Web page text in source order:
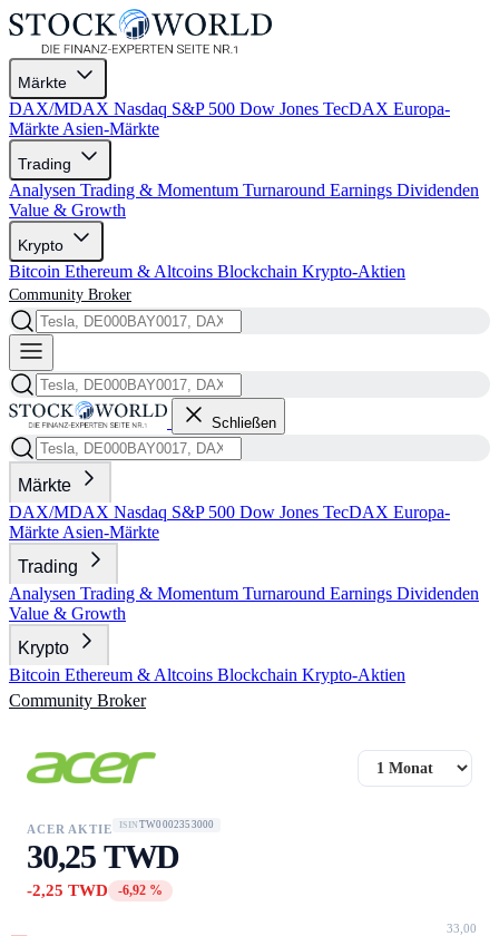
Märkte
DAX/MDAX Nasdaq S&P 500 Dow Jones TecDAX Europa-
Märkte Asien-Märkte
Trading
Analysen Trading & Momentum Turnaround Earnings Dividenden
Value & Growth
Krypto
Bitcoin Ethereum & Altcoins Blockchain Krypto-Aktien
Community Broker
Schließen
Märkte
DAX/MDAX Nasdaq S&P 500 Dow Jones TecDAX Europa-
Märkte Asien-Märkte
Trading
Analysen Trading & Momentum Turnaround Earnings Dividenden
Value & Growth
Krypto
Bitcoin Ethereum & Altcoins Blockchain Krypto-Aktien
Community Broker
ACER AKTIE ISINTW0002353000
30,25 TWD
-2,25 TWD -6,92 %
33,00